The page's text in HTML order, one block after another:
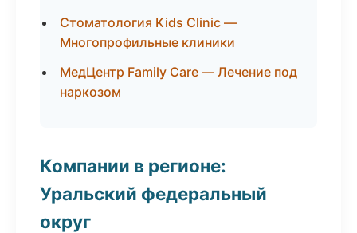
Стоматология Kids Clinic —
Многопрофильные клиники
МедЦентр Family Care — Лечение под
наркозом
Компании в регионе:
Уральский федеральный
округ